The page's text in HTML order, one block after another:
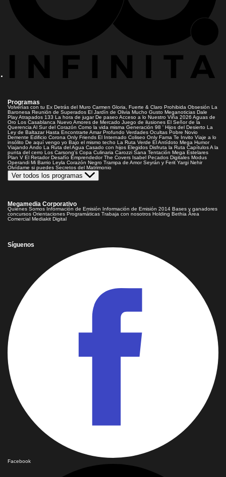
Programas
Volverías con tu Ex Detrás del Muro Carmen Gloria, Fuerte & Claro Prohibida Obsesión La
Baronesa Reunión de Superados El Jardín de Olivia Mucho Gusto Meganoticias Dale
PlayAtrapados 133 La hora de jugar De paseoAcceso a lo Nuestro Viña 2026 Aguas de
Oro Los Casablanca Nuevo Amores de Mercado Juego de ilusiones El Señor de la
Querencia Al Sur del Corazón Como la vida misma Generación 98 ' Hijos del Desierto La
Ley de Baltazar Hasta Encontrarte Amar Profundo Verdades Ocultas Pobre Novio
Demente Edificio Corona Only Friends El Internado Coliseo Only Fama Te Invito Viaje a lo
insólito De aquí vengo yo Bajo el mismo techo La Ruta Verde El Antídoto Mega Humor
Viajando Ando La Ruta del Agua Casado con hijos Elegidos Disfruta la Ruta CapítulosA la
punta del cerro Los Carsong's Copa Culinaria Carozzi Sana Tentación Mega Estelares
Plan V El Retador Desafío Emprendedor The Covers Isabel Pecados Digitales Modus
Operandi Mi Barrio Leyla Corazón Negro Trampa de Amor Seyrán y Ferit Yargi Nehir
Olvídame si puedes Secretos del Matrimonio
Ver todos los programas
Megamedia Corporativo
Quienes Somos Información de Emisión Información de Emisión 2014 Bases y ganadores
concursos Orientaciones Programáticas Trabaja con nosotros Holding Bethia Área
Comercial Mediakit Digital
Síguenos
Facebook